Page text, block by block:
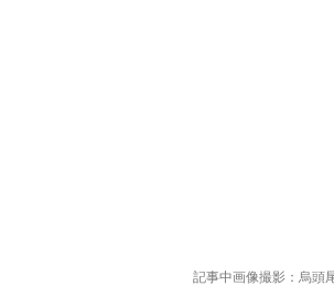
記事中画像撮影：烏頭